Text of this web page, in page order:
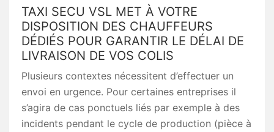
TAXI SECU VSL MET À VOTRE
DISPOSITION DES CHAUFFEURS
DÉDIÉS POUR GARANTIR LE DÉLAI DE
LIVRAISON DE VOS COLIS
Plusieurs contextes nécessitent d’effectuer un
envoi en urgence. Pour certaines entreprises il
s’agira de cas ponctuels liés par exemple à des
incidents pendant le cycle de production (pièce à